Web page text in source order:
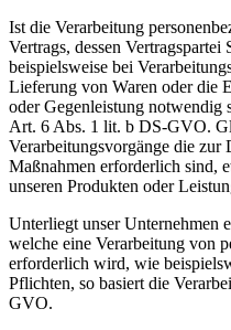
Ist die Verarbeitung
Vertrags, dessen
beispielsweise bei
Lieferung von Waren oder die
oder Gegenleistung notwendig
Art. 6 Abs. 1 lit. b DS-GVO.
Verarbeitungsvorgänge die
Maßnahmen erforderlich sind,
unseren Produkten oder
Unterliegt unser Unternehmen
welche eine Verarbeitung von
erforderlich wird, wie
Pflichten, so basiert die
GVO.